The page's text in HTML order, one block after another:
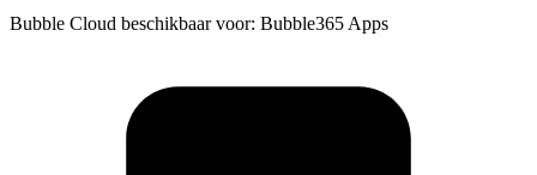
Bubble Cloud beschikbaar voor: Bubble365 Apps